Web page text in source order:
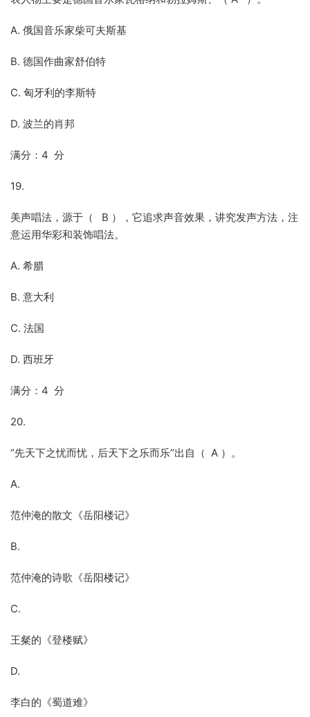
A. 俄国音乐家柴可夫斯基
B. 德国作曲家舒伯特
C. 匈牙利的李斯特
D. 波兰的肖邦
满分：4 分
19.
美声唱法，源于（ B ），它追求声音效果，讲究发声方法，注
意运用华彩和装饰唱法。
A. 希腊
B. 意大利
C. 法国
D. 西班牙
满分：4 分
20.
“先天下之忧而忧，后天下之乐而乐”出自（ A ）。
A.
范仲淹的散文《岳阳楼记》
B.
范仲淹的诗歌《岳阳楼记》
C.
王粲的《登楼赋》
D.
李白的《蜀道难》